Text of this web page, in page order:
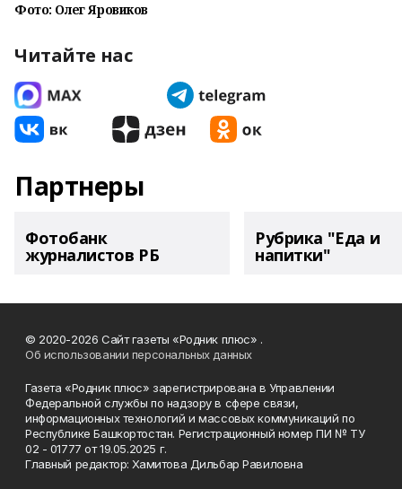
Фото: Олег Яровиков
Читайте нас
Партнеры
Фотобанк
журналистов РБ
Рубрика "Еда и
напитки"
© 2020-2026 Сайт газеты «Родник плюс» .
Об использовании персональных данных
Газета «Родник плюс» зарегистрирована в Управлении
Федеральной службы по надзору в сфере связи,
информационных технологий и массовых коммуникаций по
Республике Башкортостан. Регистрационный номер ПИ № ТУ
02 - 01777 от 19.05.2025 г.
Главный редактор: Хамитова Дильбар Равиловна